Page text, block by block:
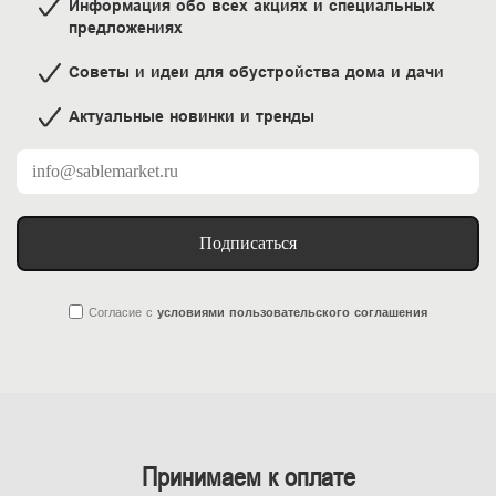
Информация обо всех акциях и специальных
предложениях
Советы и идеи для обустройства дома и дачи
Актуальные новинки и тренды
Подписаться
Согласие с условиями пользовательского соглашения
Принимаем к оплате